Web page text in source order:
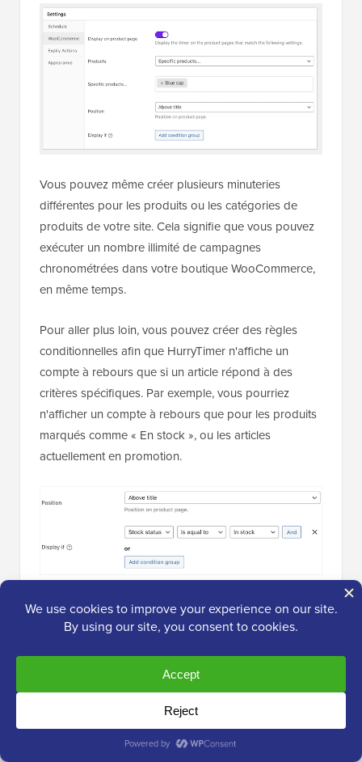
Vous pouvez même créer plusieurs minuteries
différentes pour les produits ou les catégories de
produits de votre site. Cela signifie que vous pouvez
exécuter un nombre illimité de campagnes
chronométrées dans votre boutique WooCommerce,
en même temps.
Pour aller plus loin, vous pouvez créer des règles
conditionnelles afin que HurryTimer n'affiche un
compte à rebours que si un article répond à des
critères spécifiques. Par exemple, vous pourriez
n'afficher un compte à rebours que pour les produits
marqués comme « En stock », ou les articles
actuellement en promotion.
Quelle que soit la façon dont vous configurez votre
minuteur, HurryTimer vous permet de contrôler
page du produit. Par exemple, vous pourriez l'afficher
sous lanote par étoiles, au-dessus du bouton «
ajouter au panier », ou sous le prix du produit.
14. Compatible avec les constructeurs de pages